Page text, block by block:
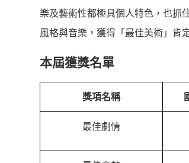
樂及藝術性都極具個人特色，也抓
風格與音樂，獲得「最佳美術」肯
本屆獲獎名單
獎項名稱
最佳劇情